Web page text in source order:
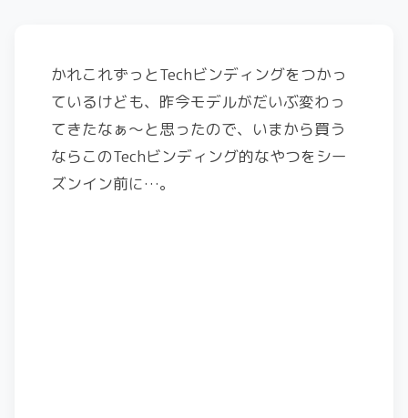
かれこれずっとTechビンディングをつかっ
ているけども、昨今モデルがだいぶ変わっ
てきたなぁ～と思ったので、いまから買う
ならこのTechビンディング的なやつをシー
ズンイン前に…。